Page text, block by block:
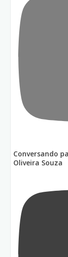
Conversando
Oliveira Souza